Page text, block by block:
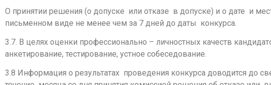
О принятии решения (о допуске или отказе в допуске) и о дате и
письменном виде не менее чем за 7 дней до даты конкурса.
3.7. В целях оценки профессионально – личностных качеств
анкетирование, тестирование, устное собеседование.
3.8 Информация о результатах проведения конкурса доводится до